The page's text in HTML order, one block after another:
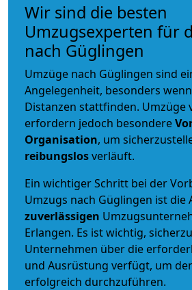
Wir sind die besten
Umzugsexperten für
nach Güglingen
Umzüge nach Güglingen sind
Angelegenheit, besonders
Distanzen stattfinden. Umzüge
erfordern jedoch besondere
Organisation, um
reibungslosverläuft.
Ein wichtiger Schritt bei der
Umzugs nach Güglingen ist die
zuverlässigen
Erlangen. Es ist wichtig,
Unternehmen über die
und Ausrüstung verfügt, um
erfolgreich durchzuführen.